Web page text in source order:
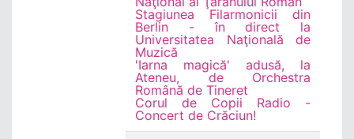
Stagiunea Filarmonicii din
Berlin - în direct la
Universitatea Naţională de
Muzică
'Iarna magică' adusă, la
Ateneu, de Orchestra
Română de Tineret
Corul de Copii Radio -
Concert de Crăciun!